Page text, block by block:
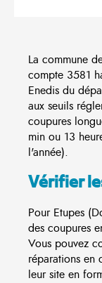
La commune
compte 3581
Enedis du
aux seuils
coupures
min ou 13
l'année).
Vérifier
Pour Etupes
des coupures
Vous pouvez
réparations
leur site en